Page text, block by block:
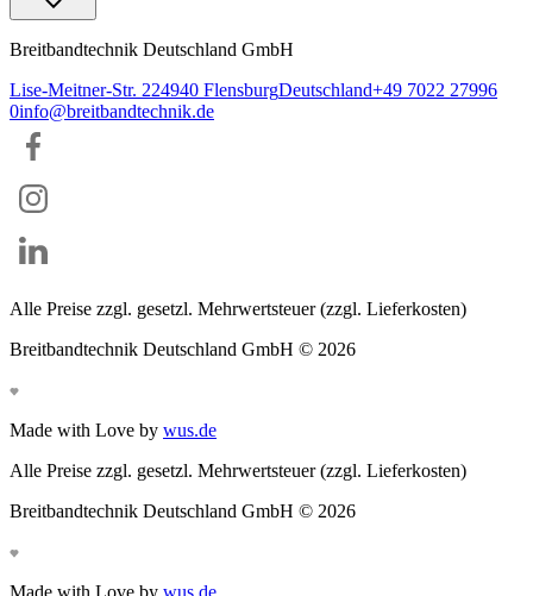
Breitbandtechnik Deutschland GmbH
Lise-Meitner-Str. 224940 FlensburgDeutschland+49 7022 27996
0info@breitbandtechnik.de
Alle Preise zzgl. gesetzl. Mehrwertsteuer (zzgl. Lieferkosten)
Breitbandtechnik Deutschland GmbH © 2026
Made with Love by wus.de
Alle Preise zzgl. gesetzl. Mehrwertsteuer (zzgl. Lieferkosten)
Breitbandtechnik Deutschland GmbH © 2026
Made with Love by wus.de